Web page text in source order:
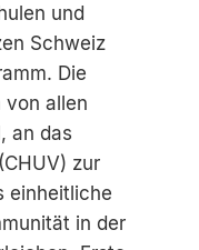
und
Schweiz
Die
von allen
an das
zur
einheitliche
in der